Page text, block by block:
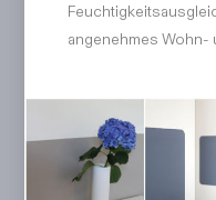
angenehmes Wohn-